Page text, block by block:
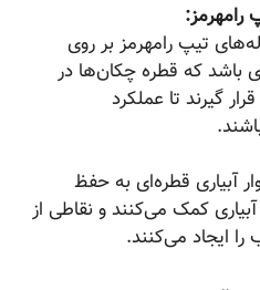
تیپ رامهرمز بر روی
که قطره چکان‌ها در
گیرند تا عملکرد
قطره‌ای به حفظ
کمک می‌کنند و نقاطی از
می‌کنند.